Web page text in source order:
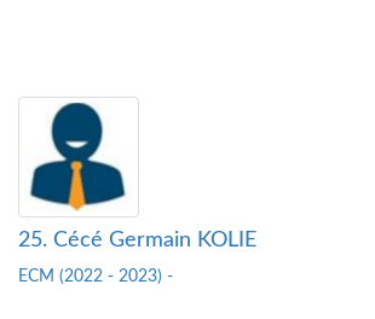
25. Cécé Germain KOLIE
ECM (2022 - 2023) -